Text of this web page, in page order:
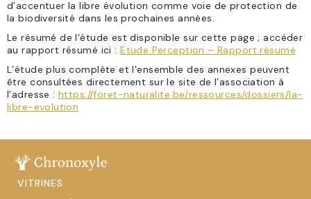
d’accentuer la libre évolution comme voie de protection de
la biodiversité dans les prochaines années.
Le résumé de l’étude est disponible sur cette page ; accéder
au rapport résumé ici :Etude Perception – Rapport résumé
L’étude plus complète et l’ensemble des annexes peuvent
être consultées directement sur le site de l’association à
l’adresse :https://foret-naturalite.be/ressources/dossiers/la-
libre-evolution
VITRINES